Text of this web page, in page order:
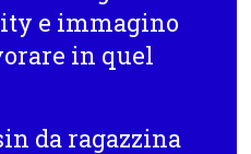
e immagino
in quel
da ragazzina